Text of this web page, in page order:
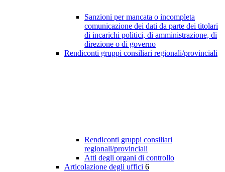
Sanzioni per mancata o incompleta
comunicazione dei dati da parte dei titolari
di incarichi politici, di amministrazione, di
direzione o di governo
Rendiconti gruppi consiliari regionali/provinciali
Rendiconti gruppi consiliari
regionali/provinciali
Atti degli organi di controllo
Articolazione degli uffici 6